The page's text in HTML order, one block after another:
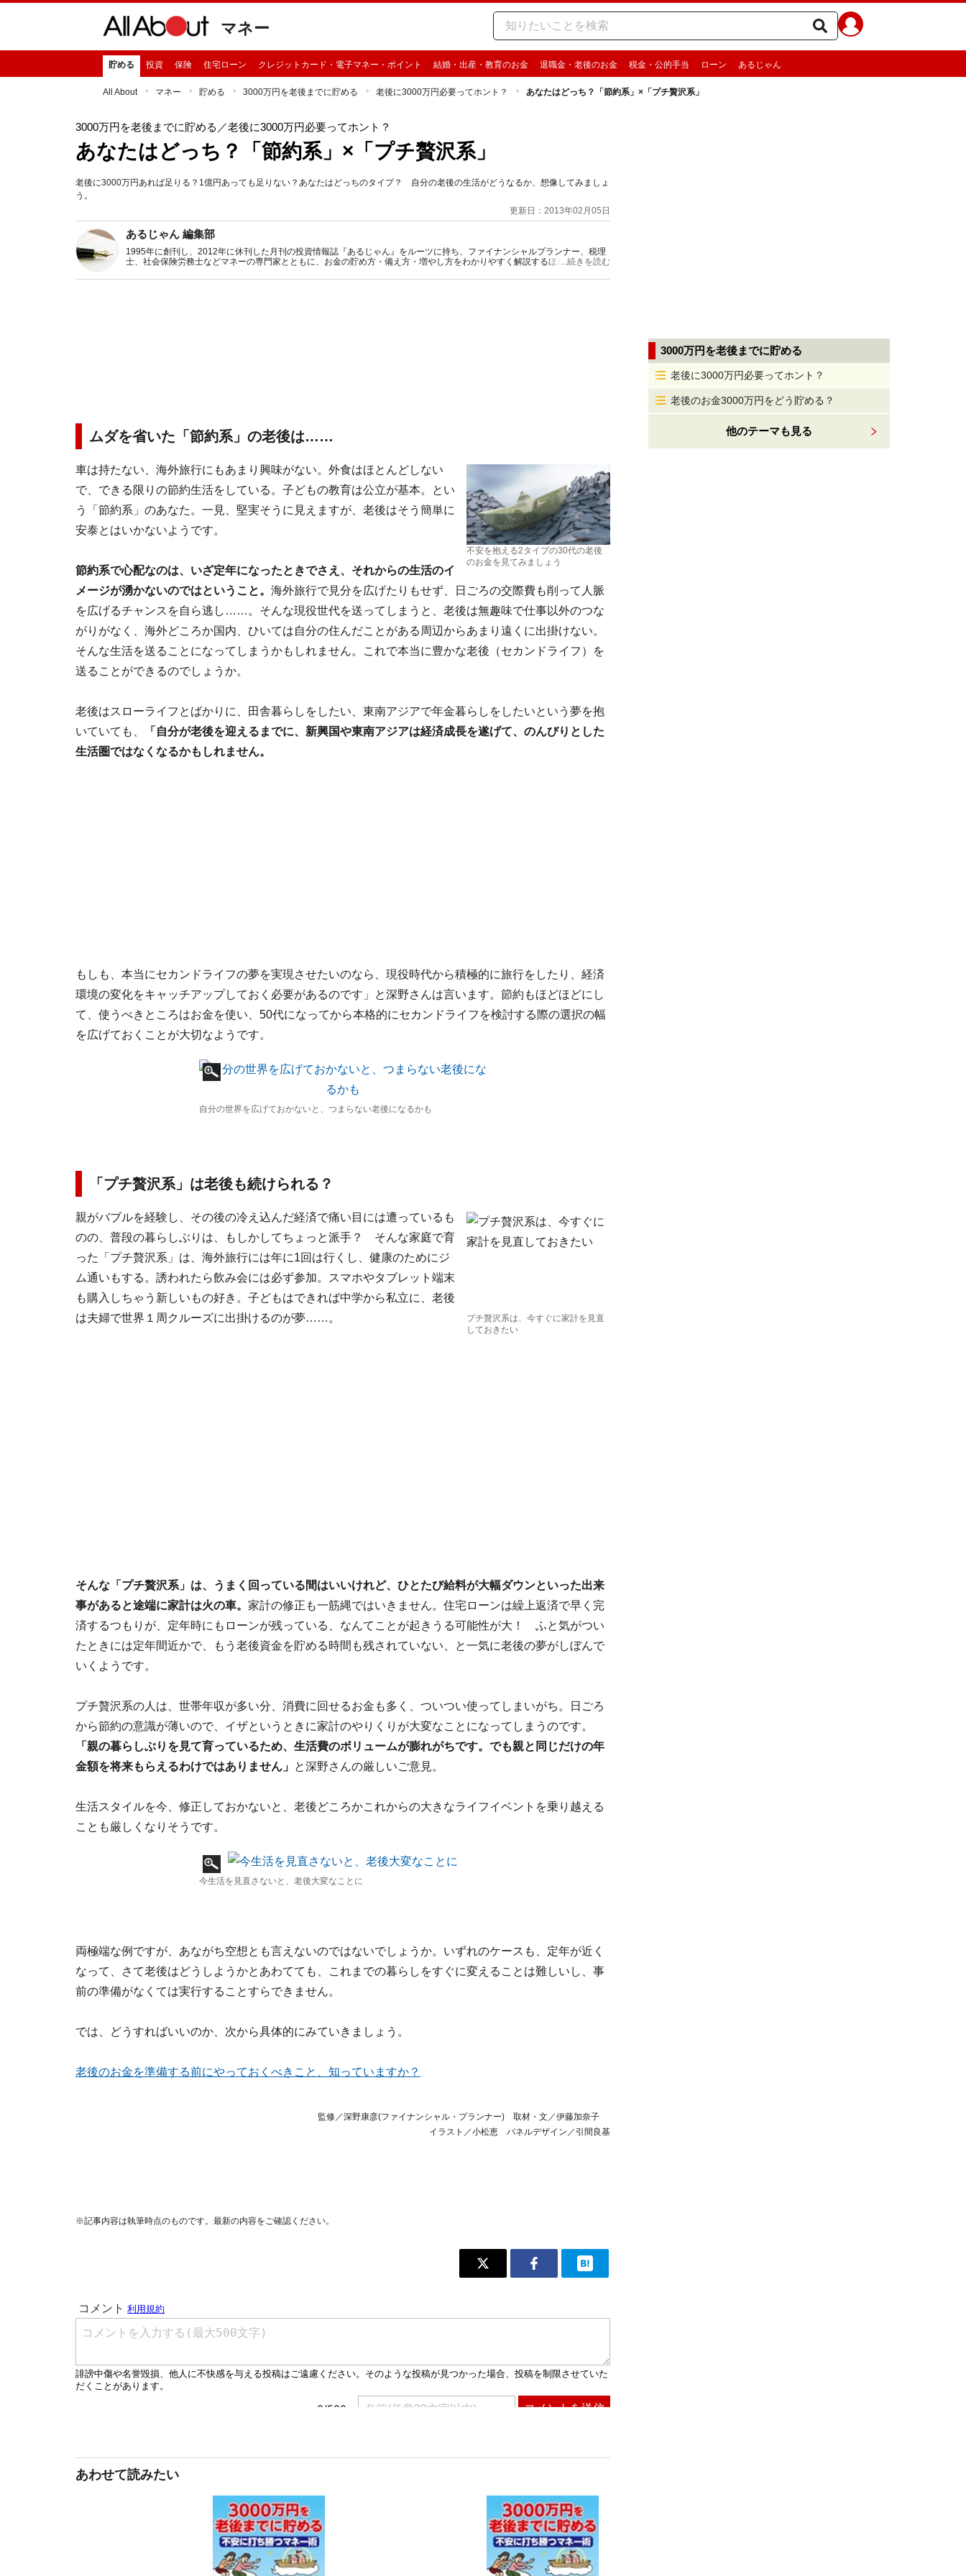
マネー
貯める 投資 保険 住宅ローン クレジットカード・電子マネー・ポイント 結婚・出産・教育のお金 退職金・老後のお金 税金・公的手当 ローン あるじゃん
All About マネー 貯める 3000万円を老後までに貯める 老後に3000万円必要ってホント？ あなたはどっち？「節約系」×「プチ贅沢系」
3000万円を老後までに貯める ／老後に3000万円必要ってホント？
あなたはどっち？「節約系」×「プチ贅沢系」
老後に3000万円あれば足りる？1億円あっても足りない？あなたはどっちのタイプ？ 自分の老後の生活がどうなるか、想像してみましょ
う。
更新日：2013年02月05日
あるじゃん 編集部
1995年に創刊し、2012年に休刊した月刊の投資情報誌『あるじゃん』をルーツに持ち、ファイナンシャルプランナー、税理
士、社会保険労務士などマネーの専門家とともに、お金の貯め方・備え方・増やし方をわかりやすく解説するほか、マネー最
...続きを読む
ムダを省いた「節約系」の老後は……
不安を抱える2タイプの30代の老後
のお金を見てみましょう
車は持たない、海外旅行にもあまり興味がない。外食はほとんどしない
で、できる限りの節約生活をしている。子どもの教育は公立が基本。とい
う「節約系」のあなた。一見、堅実そうに見えますが、老後はそう簡単に
安泰とはいかないようです。
節約系で心配なのは、いざ定年になったときでさえ、それからの生活のイ
メージが湧かないのではということ。 海外旅行で見分を広げたりもせず、日ごろの交際費も削って人脈
を広げるチャンスを自ら逃し……。そんな現役世代を送ってしまうと、老後は無趣味で仕事以外のつな
がりがなく、海外どころか国内、ひいては自分の住んだことがある周辺からあまり遠くに出掛けない。
そんな生活を送ることになってしまうかもしれません。これで本当に豊かな老後（セカンドライフ）を
送ることができるのでしょうか。
老後はスローライフとばかりに、田舎暮らしをしたい、東南アジアで年金暮らしをしたいという夢を抱
いていても、
「自分が老後を迎えるまでに、新興国や東南アジアは経済成長を遂げて、のんびりとした
生活圏ではなくなるかもしれません。
もしも、本当にセカンドライフの夢を実現させたいのなら、現役時代から積極的に旅行をしたり、経済
環境の変化をキャッチアップしておく必要があるのです」と深野さんは言います。節約もほどほどにし
て、使うべきところはお金を使い、50代になってから本格的にセカンドライフを検討する際の選択の幅
を広げておくことが大切なようです。
自分の世界を広げておかないと、つまらない老後になるかも
「プチ贅沢系」は老後も続けられる？
プチ贅沢系は、今すぐに家計を見直
しておきたい
親がバブルを経験し、その後の冷え込んだ経済で痛い目には遭っているも
のの、普段の暮らしぶりは、もしかしてちょっと派手？ そんな家庭で育
った「プチ贅沢系」は、海外旅行には年に1回は行くし、健康のためにジ
ム通いもする。誘われたら飲み会には必ず参加。スマホやタブレット端末
も購入しちゃう新しいもの好き。子どもはできれば中学から私立に、老後
は夫婦で世界１周クルーズに出掛けるのが夢……。
そんな「プチ贅沢系」は、うまく回っている間はいいけれど、ひとたび給料が大幅ダウンといった出来
事があると途端に家計は火の車。 家計の修正も一筋縄ではいきません。住宅ローンは繰上返済で早く完
済するつもりが、定年時にもローンが残っている、なんてことが起きうる可能性が大！ ふと気がつい
たときには定年間近かで、もう老後資金を貯める時間も残されていない、と一気に老後の夢がしぼんで
いくようです。
プチ贅沢系の人は、世帯年収が多い分、消費に回せるお金も多く、ついつい使ってしまいがち。日ごろ
から節約の意識が薄いので、イザというときに家計のやりくりが大変なことになってしまうのです。
「親の暮らしぶりを見て育っているため、生活費のボリュームが膨れがちです。でも親と同じだけの年
金額を将来もらえるわけではありません」 と深野さんの厳しいご意見。
生活スタイルを今、修正しておかないと、老後どころかこれからの大きなライフイベントを乗り越える
ことも厳しくなりそうです。
今生活を見直さないと、老後大変なことに
両極端な例ですが、あながち空想とも言えないのではないでしょうか。いずれのケースも、定年が近く
なって、さて老後はどうしようかとあわてても、これまでの暮らしをすぐに変えることは難しいし、事
前の準備がなくては実行することすらできません。
では、どうすればいいのか、次から具体的にみていきましょう。
老後のお金を準備する前にやっておくべきこと、知っていますか？
監修／深野康彦(ファイナンシャル・プランナー) 取材・文／伊藤加奈子
イラスト／小松恵 パネルデザイン／引間良基
※記事内容は執筆時点のものです。最新の内容をご確認ください。
あわせて読みたい
3000万円を老後までに貯める
老後に3000万円必要ってホント？
老後のお金3000万円をどう貯める？
他のテーマも見る